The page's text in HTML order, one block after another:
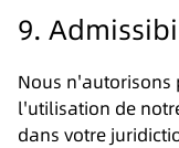
9.
Nous n'autorisons
l'utilisation de
dans votre